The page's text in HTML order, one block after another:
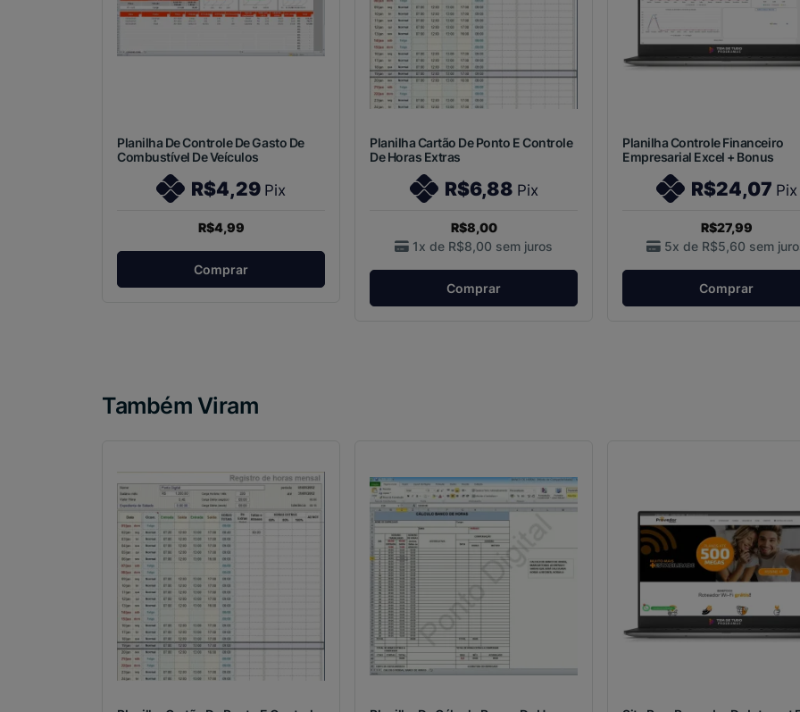
Planilha De Controle De Gasto De
Combustível De Veículos
R$4,29 Pix
R$4,99
Comprar
Planilha Cartão De Ponto E Controle
De Horas Extras
R$6,88 Pix
R$8,00
1x de R$8,00 sem juros
Comprar
Planilha Controle Financeiro
Empresarial Excel + Bonus
R$24,07 Pix
R$27,99
5x de R$5,60 sem
Comprar
Também Viram